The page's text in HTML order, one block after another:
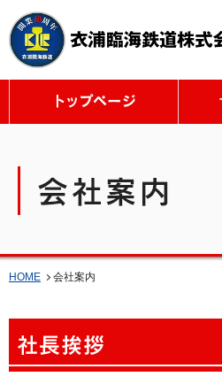
HOME 会社案内